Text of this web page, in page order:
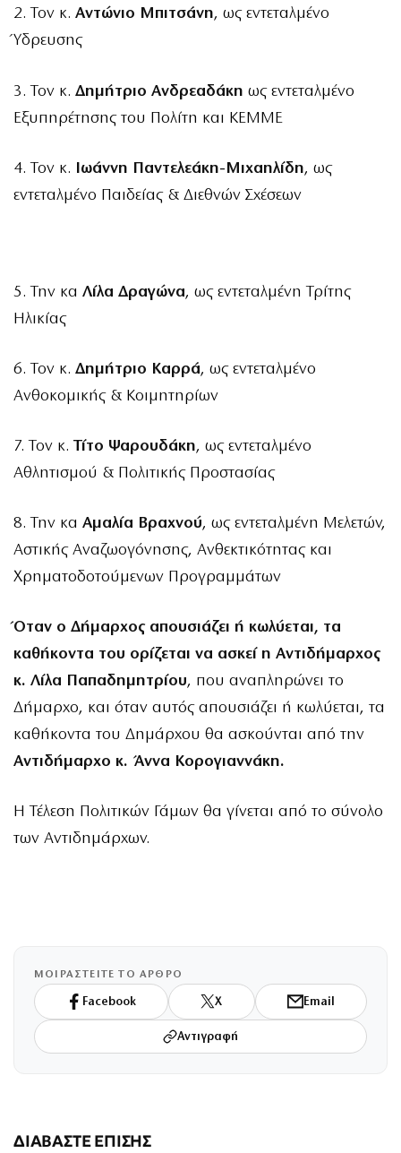
2. Τον κ. Αντώνιο Μπιτσάνη, ως εντεταλμένο
Ύδρευσης
3. Τον κ. Δημήτριο Ανδρεαδάκη ως εντεταλμένο
Εξυπηρέτησης του Πολίτη και ΚΕΜΜΕ
4. Τον κ. Ιωάννη Παντελεάκη-Μιχαηλίδη, ως
εντεταλμένο Παιδείας & Διεθνών Σχέσεων
5. Την κα Λίλα Δραγώνα, ως εντεταλμένη Τρίτης
Ηλικίας
6. Τον κ. Δημήτριο Καρρά, ως εντεταλμένο
Ανθοκομικής & Κοιμητηρίων
7. Τον κ. Τίτο Ψαρουδάκη, ως εντεταλμένο
Αθλητισμού & Πολιτικής Προστασίας
8. Την κα Αμαλία Βραχνού, ως εντεταλμένη Μελετών,
Αστικής Αναζωογόνησης, Ανθεκτικότητας και
Χρηματοδοτούμενων Προγραμμάτων
Όταν ο Δήμαρχος απουσιάζει ή κωλύεται, τα
καθήκοντα του ορίζεται να ασκεί η Αντιδήμαρχος
κ. Λίλα Παπαδημητρίου, που αναπληρώνει το
Δήμαρχο, και όταν αυτός απουσιάζει ή κωλύεται, τα
καθήκοντα του Δημάρχου θα ασκούνται από την
Αντιδήμαρχο κ. Άννα Κορογιαννάκη.
Η Τέλεση Πολιτικών Γάμων θα γίνεται από το σύνολο
των Αντιδημάρχων.
ΜΟΙΡΑΣΤΕΙΤΕ ΤΟ ΑΡΘΡΟ
Facebook X Email
Αντιγραφή
ΔΙΑΒΑΣΤΕ ΕΠΙΣΗΣ